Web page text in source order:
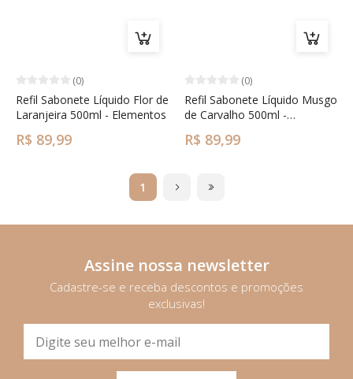
(0)
Refil Sabonete Líquido Flor de
Laranjeira 500ml - Elementos
R$ 89,99
(0)
Refil Sabonete Líquido Musgo
de Carvalho 500ml -
R$ 89,99
1
Assine nossa newsletter
Cadastre-se e receba descontos e promoções
exclusivas!